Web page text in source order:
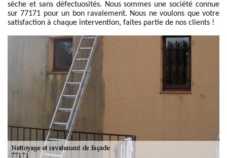
sèche et sans défectuosités. Nous sommes une société connue
sur 77171 pour un bon ravalement. Nous ne voulons que votre
satisfaction à chaque intervention, faites partie de nos clients !